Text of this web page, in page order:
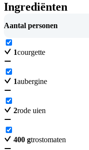
Ingrediënten
Aantal personen
1courgette
1aubergine
2rode uien
400 gtrostomaten